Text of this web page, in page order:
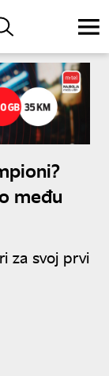
među
za svoj prvi